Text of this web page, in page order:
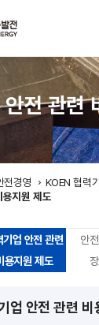
전 관련
전경영
KOEN 협력
지원 제도
기업 안전 관련
용지원 제도
안
업 안전 관련 비